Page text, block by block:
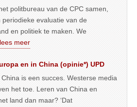
politbureau van de CPC samen,
evaluatie van de
en politiek te maken. We
meer
en in China (opinie*) UPD
is een succes. Westerse media
het toe. Leren van China en
land dan maar? ‘Dat